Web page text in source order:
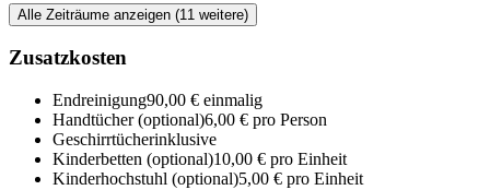
Alle Zeiträume anzeigen (11 weitere)
Zusatzkosten
Endreinigung90,00 € einmalig
Handtücher(optional)6,00 € pro Person
Geschirrtücherinklusive
Kinderbetten (optional)10,00 € pro Einheit
Kinderhochstuhl (optional)5,00 € pro Einheit